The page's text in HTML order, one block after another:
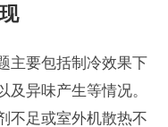
主要包括制冷效果下
及异味产生等情况。
不足或室外机散热不